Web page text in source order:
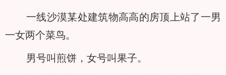
一线沙漠某处建筑物高高的房顶上站了一男
一女两个菜鸟。
男号叫煎饼，女号叫果子。